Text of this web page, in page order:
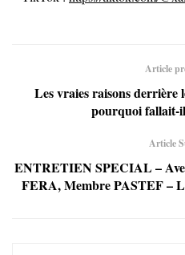
Article
Les vraies raisons derrière
pourquoi fallait-
Article
ENTRETIEN SPECIAL –
FERA, Membre PASTEF –